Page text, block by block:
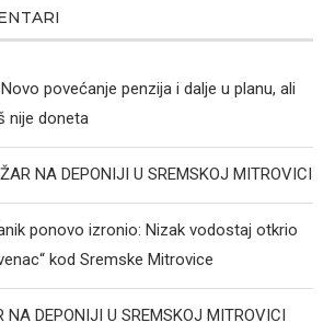
povećanje penzija i dalje u planu, ali
nije doneta
NA DEPONIJI U SREMSKOJ MITROVICI
ponovo izronio: Nizak vodostaj otkrio
kod Sremske Mitrovice
NA DEPONIJI U SREMSKOJ MITROVICI